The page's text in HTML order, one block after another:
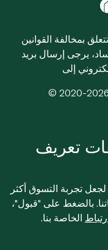
بمخالفة القوانين
يرجى إرسال بريد
تعريف
تجربة التسوق أكثر
بالضغط على "قبول"،
الخاصة بنا.